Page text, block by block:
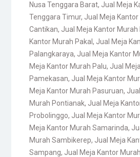
Nusa Tenggara Barat, Jual Meja
Tenggara Timur, Jual Meja
Cantikan, Jual Meja Kantor Murah
Kantor Murah Pakal , Jual Meja
Palangkaraya, Jual Meja Kantor
Meja Kantor Murah Palu, Jual
Pamekasan, Jual Meja Kantor
Meja Kantor Murah Pasuruan,
Murah Pontianak, Jual Meja
Probolinggo, Jual Meja Kantor
Meja Kantor Murah Samarinda,
Murah Sambikerep, Jual Meja
Sampang, Jual Meja Kantor